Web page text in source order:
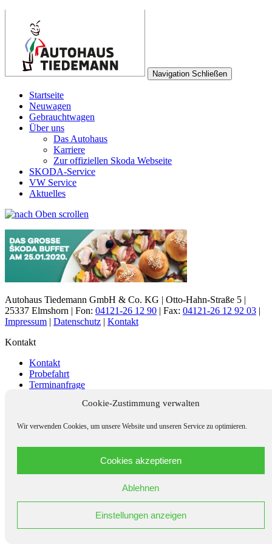
Cookie-Zustimmung verwalten
Wir verwenden Cookies, um unsere Website und unseren Service zu optimieren.
Cookies akzeptieren
Ablehnen
Einstellungen anzeigen
Navigation Schließen
Startseite
Neuwagen
Gebrauchtwagen
Über uns
Das Autohaus
Karriere
Zur offiziellen Skoda Webseite
SKODA-Service
VW Service
Aktuelles
Autohaus Tiedemann GmbH & Co. KG | Otto-Hahn-Straße 5 |
25337 Elmshorn | Fon: 04121-26 12 90 | Fax: 04121-26 12 92 03 |
Impressum | Datenschutz | Kontakt
Kontakt
Kontakt
Probefahrt
Terminanfrage
Autohaus Tiedemann
Startseite
Gebrauchtwagen
Zur offiziellen Skoda Webseite
SKODA-Service